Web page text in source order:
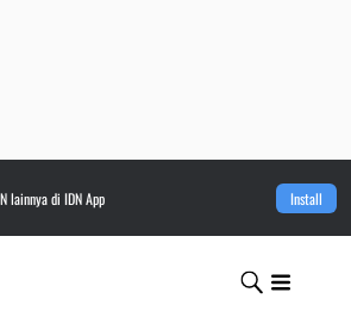
lainnya di IDN App Install